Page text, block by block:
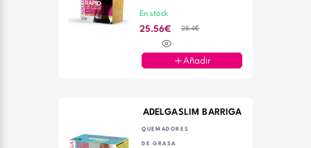
En stock
25.56€ 28.4€
Añadir
ADELGASLIM BARRIGA ZERO 30CAPS
QUEMADORES
DE GRASA